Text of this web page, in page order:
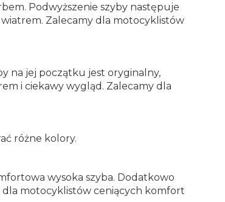
Podwyższenie szyby następuje
Zalecamy dla motocyklistów
na jej początku jest oryginalny,
i ciekawy wygląd. Zalecamy dla
różne kolory.
wysoka szyba. Dodatkowo
dla motocyklistów ceniących komfort